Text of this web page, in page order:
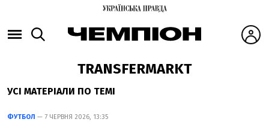
TRANSFERMARKT
УСІ МАТЕРІАЛИ ПО ТЕМІ
ФУТБОЛ — 7 ЧЕРВНЯ 2026, 13:35